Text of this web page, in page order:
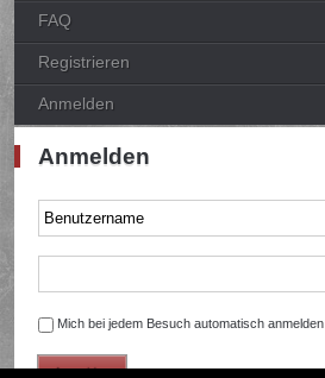
FAQ
Registrieren
Anmelden
Anmelden
Mich bei jedem Besuch automatisch anmelden